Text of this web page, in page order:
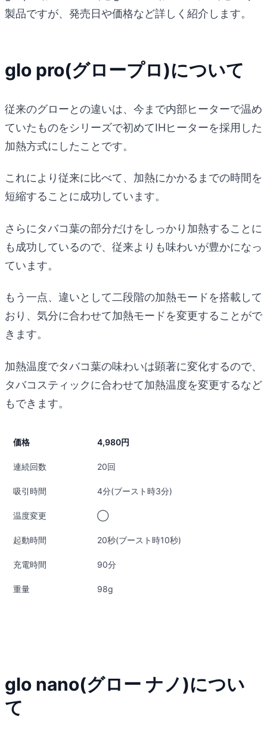
製品ですが、発売日や価格など詳しく紹介します。
glo pro(グロープロ)について
従来のグローとの違いは、今まで内部ヒーターで温め
ていたものをシリーズで初めてIHヒーターを採用した
加熱方式にしたことです。
これにより従来に比べて、加熱にかかるまでの時間を
短縮することに成功しています。
さらにタバコ葉の部分だけをしっかり加熱することに
も成功しているので、従来よりも味わいが豊かになっ
ています。
もう一点、違いとして二段階の加熱モードを搭載して
おり、気分に合わせて加熱モードを変更することがで
きます。
加熱温度でタバコ葉の味わいは顕著に変化するので、
タバコスティックに合わせて加熱温度を変更するなど
もできます。
価格 4,980円
連続回数 20回
吸引時間 4分(ブースト時3分)
温度変更 ◯
起動時間 20秒(ブースト時10秒)
充電時間 90分
重量 98g
glo nano(グロー ナノ)につい
て